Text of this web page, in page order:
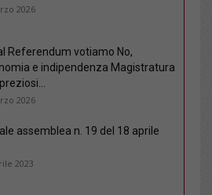
2026
al Referendum votiamo No,
e indipendenza Magistratura
2026
assemblea n. 19 del 18 aprile
2023